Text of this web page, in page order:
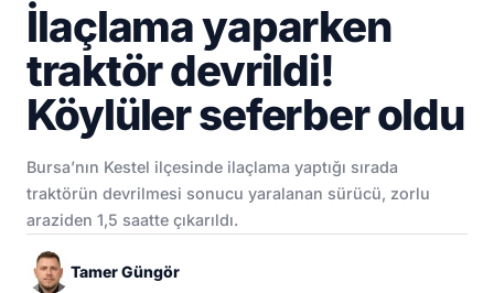
İlaçlama yaparken
traktör devrildi!
Köylüler seferber oldu
Bursa’nın Kestel ilçesinde ilaçlama yaptığı sırada
traktörün devrilmesi sonucu yaralanan sürücü, zorlu
araziden 1,5 saatte çıkarıldı.
Tamer Güngör